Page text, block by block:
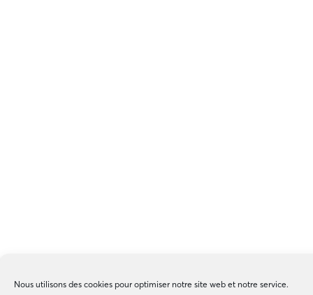
Nous utilisons des cookies pour optimiser notre site web et notre service.